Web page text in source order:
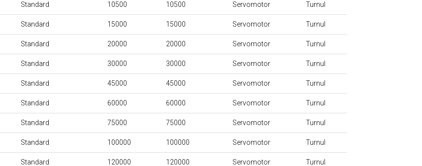
Standard 10500 10500 Servomotor Turnul
Standard 15000 15000 Servomotor Turnul
Standard 20000 20000 Servomotor Turnul
Standard 30000 30000 Servomotor Turnul
Standard 45000 45000 Servomotor Turnul
Standard 60000 60000 Servomotor Turnul
Standard 75000 75000 Servomotor Turnul
Standard 100000 100000 Servomotor Turnul
Standard 120000 120000 Servomotor Turnul